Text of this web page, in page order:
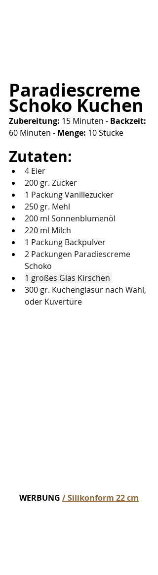
Paradiescreme
Schoko Kuchen
Zubereitung: 15 Minuten - Backzeit:
60 Minuten - Menge: 10 Stücke
Zutaten:
4 Eier
200 gr. Zucker
1 Packung Vanillezucker
250 gr. Mehl
200 ml Sonnenblumenöl
220 ml Milch
1 Packung Backpulver
2 Packungen Paradiescreme
Schoko
1 großes Glas Kirschen
300 gr. Kuchenglasur nach Wahl,
oder Kuvertüre
WERBUNG / Silikonform 22 cm